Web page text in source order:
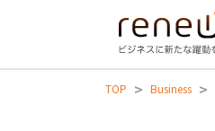
TOP > Business >